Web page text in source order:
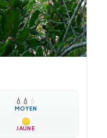
💧 💧 💧
MOYEN
JAUNE